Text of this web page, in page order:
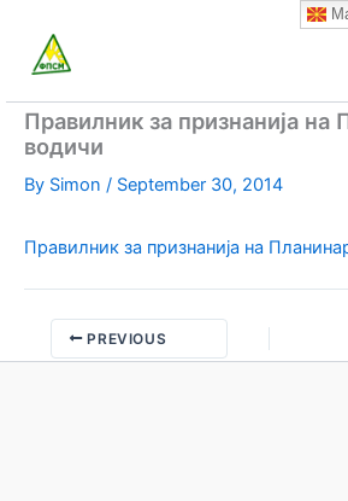
content
Правилник за признанија на
водичи
By Simon / September 30, 2014
Правилник за признанија на
PREVIOUS